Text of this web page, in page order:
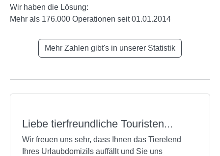
Wir haben die Lösung:
Mehr als 176.000 Operationen seit 01.01.2014
Mehr Zahlen gibt's in unserer Statistik
Liebe tierfreundliche Touristen...
Wir freuen uns sehr, dass Ihnen das Tierelend
Ihres Urlaubdomizils auffällt und Sie uns